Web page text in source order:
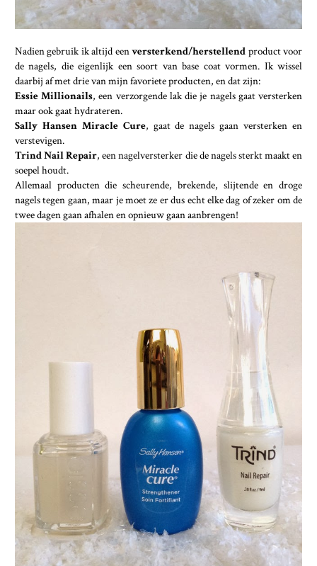
Nadien gebruik ik altijd eenversterkend/herstellend product voor
de nagels, die eigenlijk een soort van base coat vormen. Ik wissel
daarbij af met drie van mijn favoriete producten, en dat zijn:
Essie Millionails, een verzorgende lak die je nagels gaat versterken
maar ook gaat hydrateren.
Sally Hansen Miracle Cure, gaat de nagels gaan versterken en
verstevigen.
Trind Nail Repair, een nagelversterker die de nagels sterkt maakt en
soepel houdt.
Allemaal producten die scheurende, brekende, slijtende en droge
nagels tegen gaan, maar je moet ze er dus echt elke dag of zeker om de
twee dagen gaan afhalen en opnieuw gaan aanbrengen!